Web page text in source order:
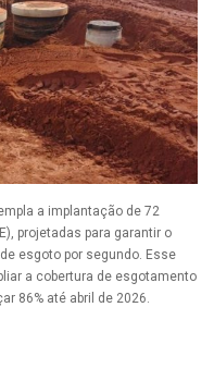
a implantação de 72
projetadas para garantir o
esgoto por segundo. Esse
a cobertura de esgotamento
86% até abril de 2026.